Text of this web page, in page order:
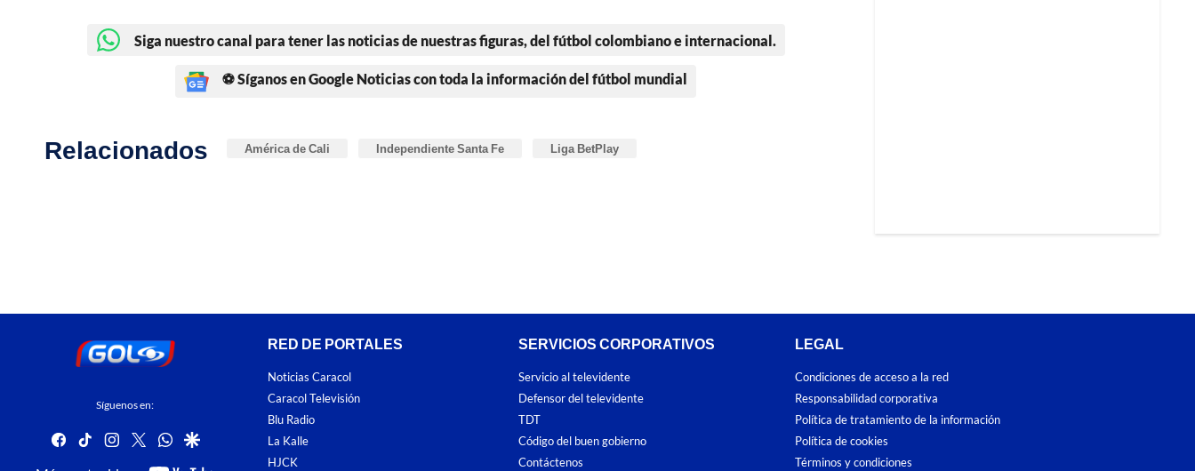
Siga nuestro canal para tener las noticias de nuestras figuras, del fútbol colombiano e internacional.
⚽ Síganos en Google Noticias con toda la información del fútbol mundial
Relacionados América de Cali Independiente Santa Fe Liga BetPlay
Síguenos en:
facebook
tiktokinstagram
twitterwhatsapp
google
RED DE PORTALES
Noticias Caracol
Caracol Televisión
Blu Radio
La Kalle
HJCK
SERVICIOS CORPORATIVOS
Servicio al televidente
Defensor del televidente
TDT
Código del buen gobierno
Contáctenos
LEGAL
Condiciones de acceso a la red
Responsabilidad corporativa
Política de tratamiento de la información
Política de cookies
Términos y condiciones